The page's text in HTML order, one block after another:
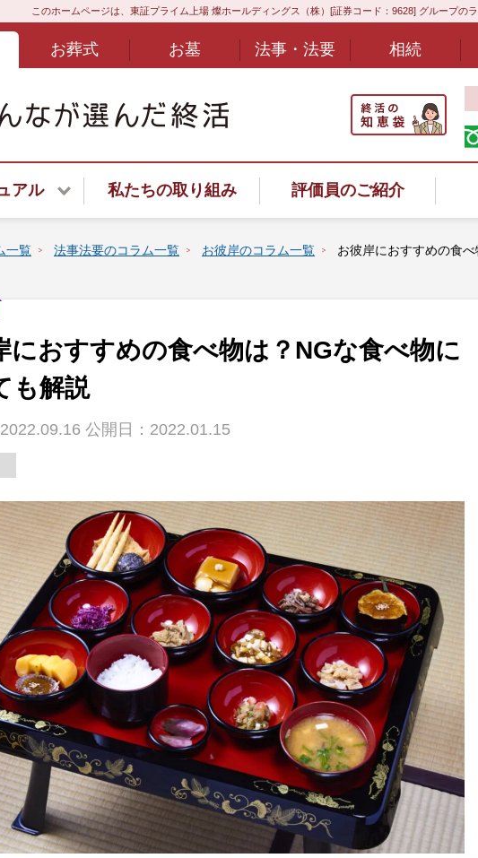
このホームページは、東証プライム上場 燦ホールディングス（株）[証券コード：9628] グループの
お葬式 お墓 法事・法要 相続
アル
ビスご紹介
しんよろず相談ダイヤル
私たちの取り組み 評価員のご紹介
一覧 法事法要のコラム一覧 お彼岸のコラム一覧 お彼岸におすすめの食
におすすめの食べ物は？NGな食べ物に
も解説
公開日：2022.01.15